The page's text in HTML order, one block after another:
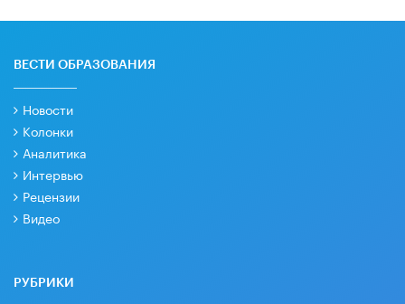
ВЕСТИ ОБРАЗОВАНИЯ
Новости
Колонки
Аналитика
Интервью
Рецензии
Видео
РУБРИКИ